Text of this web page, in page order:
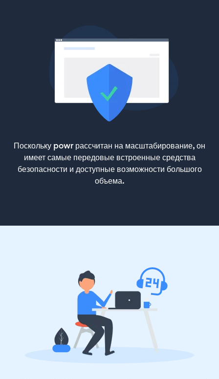
Поскольку powr рассчитан на масштабирование, он
имеет самые передовые встроенные средства
безопасности и доступные возможности большого
объема.